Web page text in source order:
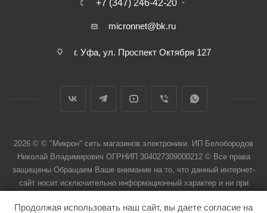
+7 (347) 246-42-20
micronnet@bk.ru
г. Уфа, ул. Проспект Октября 127
2026 © © "Микрон" сеть магазинов электроники. ИП Белобородов
Николай Владимирович ОГРНИП 304027309000212 © Все права
защищены Обращаем Ваше внимание на то, что данный интернет-
сайт носит исключительно информационный характер и ни при
Продолжая использовать наш сайт, вы даете согласие на